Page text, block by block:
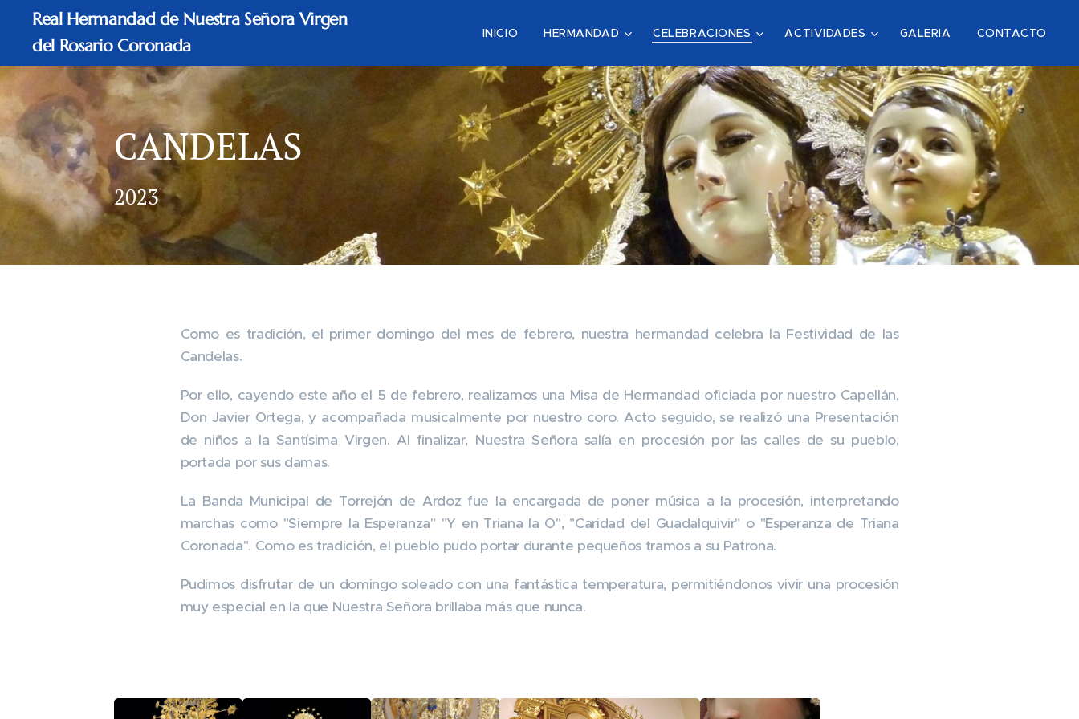
Real Hermandad de Nuestra Señora Virgen
del Rosario Coronada
INICIO HERMANDAD CELEBRACIONES ACTIVIDADES GALERIA CONTACTO
CANDELAS
2023
Como es tradición, el primer domingo del mes de febrero, nuestra hermandad celebra la Festividad de las
Candelas.
Por ello, cayendo este año el 5 de febrero, realizamos una Misa de Hermandad oficiada por nuestro Capellán,
Don Javier Ortega, y acompañada musicalmente por nuestro coro. Acto seguido, se realizó una Presentación
de niños a la Santísima Virgen. Al finalizar, Nuestra Señora salía en procesión por las calles de su pueblo,
portada por sus damas.
La Banda Municipal de Torrejón de Ardoz fue la encargada de poner música a la procesión, interpretando
marchas como "Siempre la Esperanza" "Y en Triana la O", "Caridad del Guadalquivir" o "Esperanza de Triana
Coronada". Como es tradición, el pueblo pudo portar durante pequeños tramos a su Patrona.
Pudimos disfrutar de un domingo soleado con una fantástica temperatura, permitiéndonos vivir una procesión
muy especial en la que Nuestra Señora brillaba más que nunca.